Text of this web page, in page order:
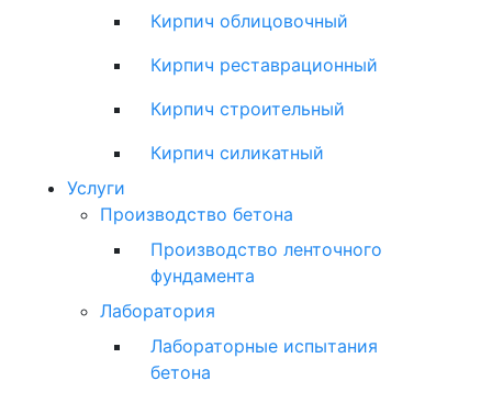
Кирпич облицовочный
Кирпич реставрационный
Кирпич строительный
Кирпич силикатный
Услуги
Производство бетона
Производство ленточного
фундамента
Лаборатория
Лабораторные испытания
бетона